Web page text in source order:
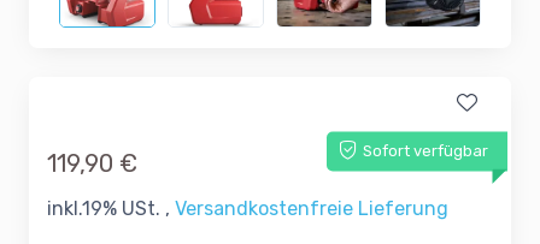
Sofort verfügbar
119,90 €
inkl.19% USt. , Versandkostenfreie Lieferung